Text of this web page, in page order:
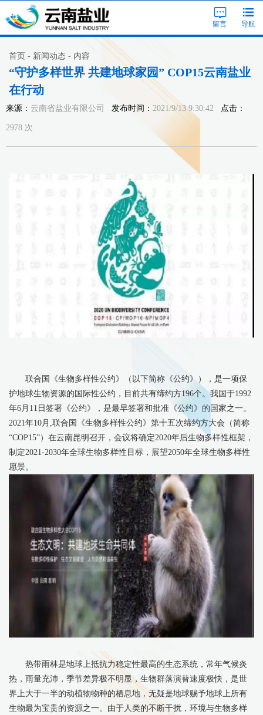
导航
留言
首页 - 新闻动态 - 内容
“守护多样世界 共建地球家园” COP15云南盐业
在行动
来源： 云南省盐业有限公司 发布时间： 2021/9/13 9:30:42 点击：
2978 次
联合国《生物多样性公约》（以下简称《公约》），是一项保
护地球生物资源的国际性公约，目前共有缔约方196个。我国于1992
年6月11日签署《公约》，是最早签署和批准《公约》的国家之一。
2021年10月,联合国《生物多样性公约》第十五次缔约方大会（简称
“COP15”）在云南昆明召开，会议将确定2020年后生物多样性框架，
制定2021-2030年全球生物多样性目标，展望2050年全球生物多样性
愿景。
热带雨林是地球上抵抗力稳定性最高的生态系统，常年气候炎
热，雨量充沛，季节差异极不明显，生物群落演替速度极快，是世
界上大于一半的动植物物种的栖息地，无疑是地球赐予地球上所有
生物最为宝贵的资源之一。由于人类的不断干扰，环境与生物多样